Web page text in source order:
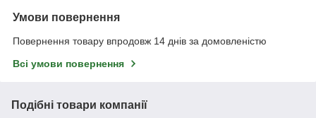
Умови повернення
Повернення товару впродовж 14 днів за домовленістю
Всі умови повернення
Подібні товари компанії